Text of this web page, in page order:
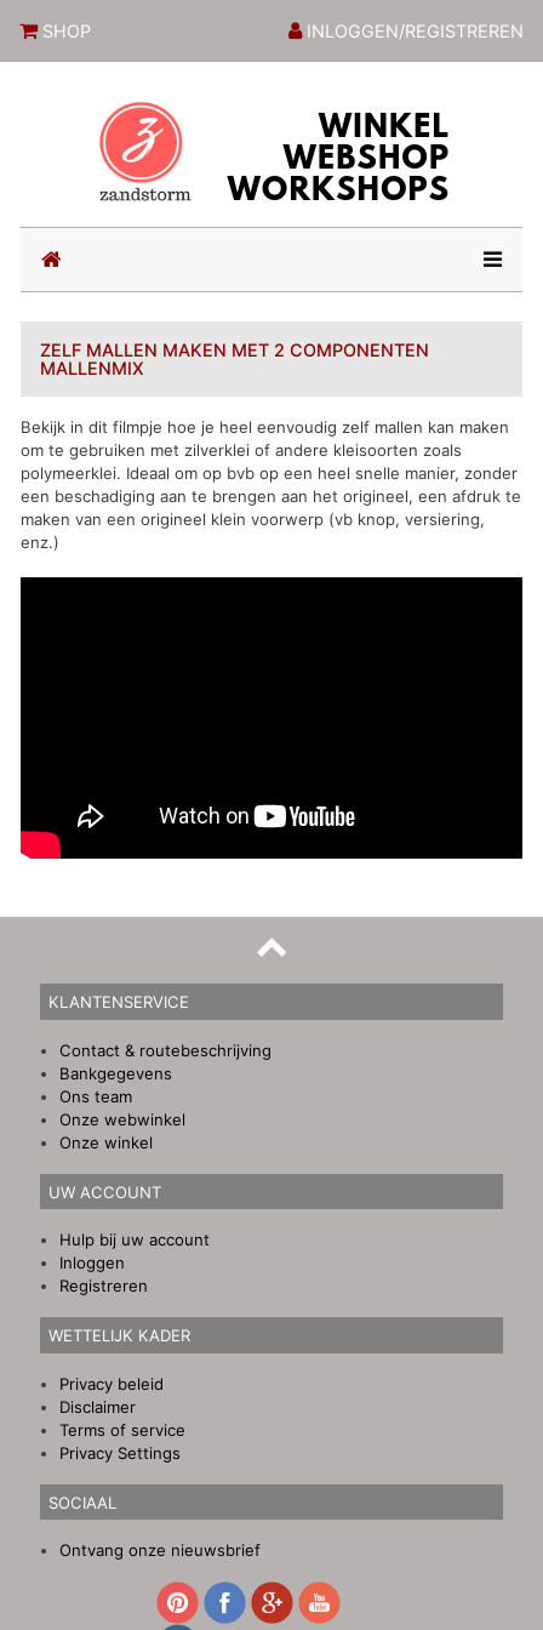
SHOP INLOGGEN/REGISTREREN
(current)
ZELF MALLEN MAKEN MET 2 COMPONENTEN
MALLENMIX
Bekijk in dit filmpje hoe je heel eenvoudig zelf mallen kan maken
om te gebruiken met zilverklei of andere kleisoorten zoals
polymeerklei. Ideaal om op bvb op een heel snelle manier, zonder
een beschadiging aan te brengen aan het origineel, een afdruk te
maken van een origineel klein voorwerp (vb knop, versiering,
enz.)
KLANTENSERVICE
Contact & routebeschrijving
Bankgegevens
Ons team
Onze webwinkel
Onze winkel
UW ACCOUNT
Hulp bij uw account
Inloggen
Registreren
WETTELIJK KADER
Privacy beleid
Disclaimer
Terms of service
Privacy Settings
SOCIAAL
Ontvang onze nieuwsbrief